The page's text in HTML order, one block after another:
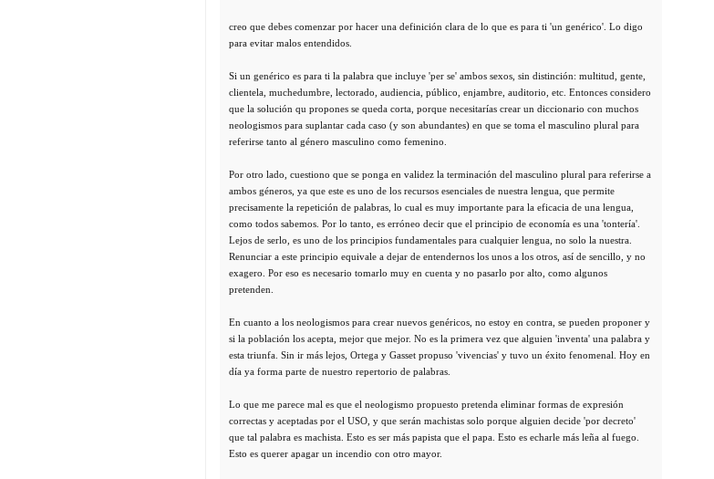
creo que debes comenzar por hacer una definición clara de lo que es para ti 'un genérico'. Lo digo
para evitar malos entendidos.
Si un genérico es para ti la palabra que incluye 'per se' ambos sexos, sin distinción: multitud, gente,
clientela, muchedumbre, lectorado, audiencia, público, enjambre, auditorio, etc. Entonces considero
que la solución qu propones se queda corta, porque necesitarías crear un diccionario con muchos
neologismos para suplantar cada caso (y son abundantes) en que se toma el masculino plural para
referirse tanto al género masculino como femenino.
Por otro lado, cuestiono que se ponga en validez la terminación del masculino plural para referirse a
ambos géneros, ya que este es uno de los recursos esenciales de nuestra lengua, que permite
precisamente la repetición de palabras, lo cual es muy importante para la eficacia de una lengua,
como todos sabemos. Por lo tanto, es erróneo decir que el principio de economía es una 'tontería'.
Lejos de serlo, es uno de los principios fundamentales para cualquier lengua, no solo la nuestra.
Renunciar a este principio equivale a dejar de entendernos los unos a los otros, así de sencillo, y no
exagero. Por eso es necesario tomarlo muy en cuenta y no pasarlo por alto, como algunos
pretenden.
En cuanto a los neologismos para crear nuevos genéricos, no estoy en contra, se pueden proponer y
si la población los acepta, mejor que mejor. No es la primera vez que alguien 'inventa' una palabra y
esta triunfa. Sin ir más lejos, Ortega y Gasset propuso 'vivencias' y tuvo un éxito fenomenal. Hoy en
día ya forma parte de nuestro repertorio de palabras.
Lo que me parece mal es que el neologismo propuesto pretenda eliminar formas de expresión
correctas y aceptadas por el USO, y que serán machistas solo porque alguien decide 'por decreto'
que tal palabra es machista. Esto es ser más papista que el papa. Esto es echarle más leña al fuego.
Esto es querer apagar un incendio con otro mayor.